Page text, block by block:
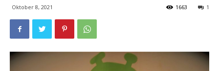
Oktober 8, 2021 1
1663